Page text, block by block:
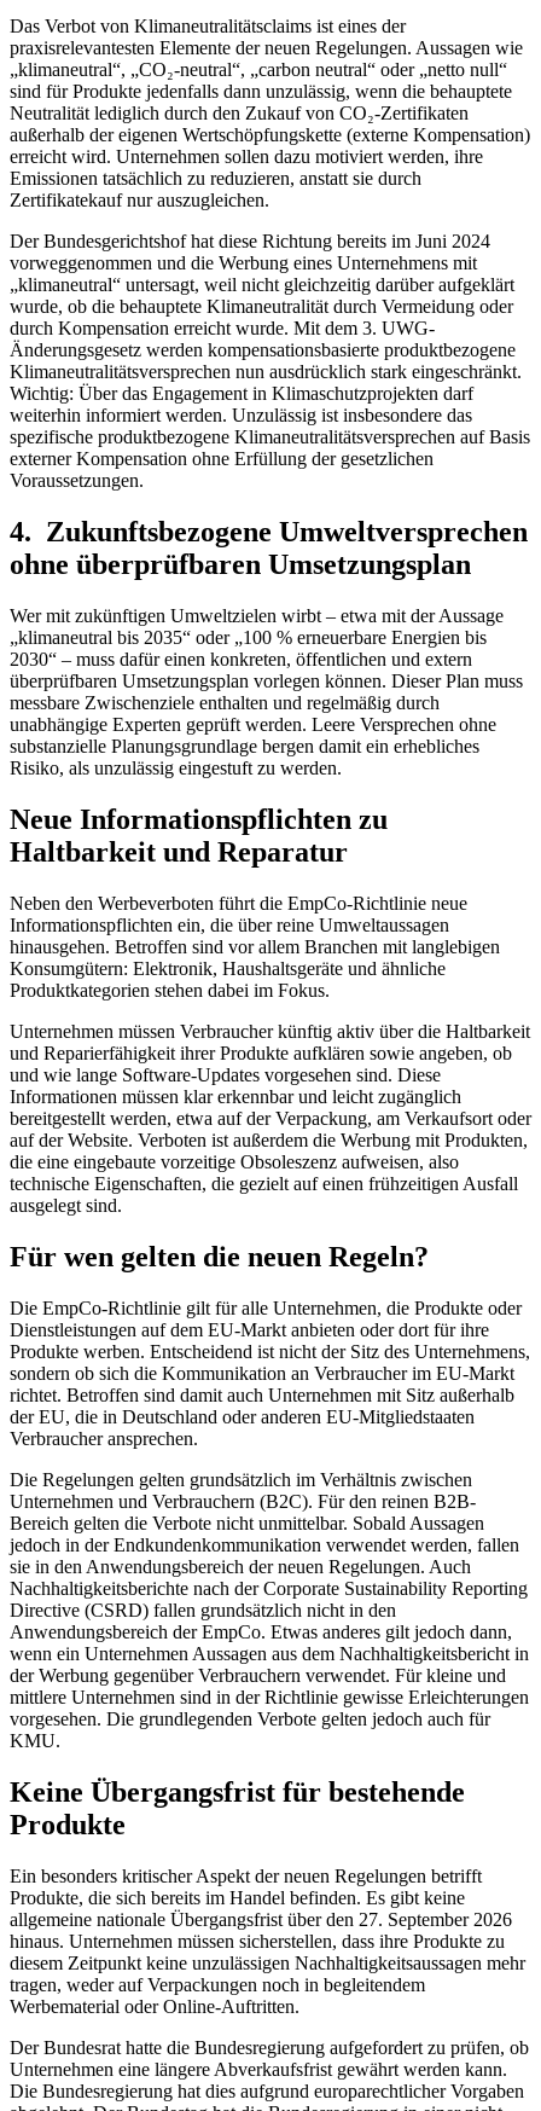
Das Verbot von Klimaneutralitätsclaims ist eines der
praxisrelevantesten Elemente der neuen Regelungen. Aussagen wie
„klimaneutral“, „CO₂-neutral“, „carbon neutral“ oder „netto null“
sind für Produkte jedenfalls dann unzulässig, wenn die behauptete
Neutralität lediglich durch den Zukauf von CO₂-Zertifikaten
außerhalb der eigenen Wertschöpfungskette (externe Kompensation)
erreicht wird. Unternehmen sollen dazu motiviert werden, ihre
Emissionen tatsächlich zu reduzieren, anstatt sie durch
Zertifikatekauf nur auszugleichen.
Der Bundesgerichtshof hat diese Richtung bereits im Juni 2024
vorweggenommen und die Werbung eines Unternehmens mit
„klimaneutral“ untersagt, weil nicht gleichzeitig darüber aufgeklärt
wurde, ob die behauptete Klimaneutralität durch Vermeidung oder
durch Kompensation erreicht wurde. Mit dem 3. UWG-
Änderungsgesetz werden kompensationsbasierte produktbezogene
Klimaneutralitätsversprechen nun ausdrücklich stark eingeschränkt.
Wichtig: Über das Engagement in Klimaschutzprojekten darf
weiterhin informiert werden. Unzulässig ist insbesondere das
spezifische produktbezogene Klimaneutralitätsversprechen auf Basis
externer Kompensation ohne Erfüllung der gesetzlichen
Voraussetzungen.
4. Zukunftsbezogene Umweltversprechen
ohne überprüfbaren Umsetzungsplan
Wer mit zukünftigen Umweltzielen wirbt – etwa mit der Aussage
„klimaneutral bis 2035“ oder „100 % erneuerbare Energien bis
2030“ – muss dafür einen konkreten, öffentlichen und extern
überprüfbaren Umsetzungsplan vorlegen können. Dieser Plan muss
messbare Zwischenziele enthalten und regelmäßig durch
unabhängige Experten geprüft werden. Leere Versprechen ohne
substanzielle Planungsgrundlage bergen damit ein erhebliches
Risiko, als unzulässig eingestuft zu werden.
Neue Informationspflichten zu
Haltbarkeit und Reparatur
Neben den Werbeverboten führt die EmpCo-Richtlinie neue
Informationspflichten ein, die über reine Umweltaussagen
hinausgehen. Betroffen sind vor allem Branchen mit langlebigen
Konsumgütern: Elektronik, Haushaltsgeräte und ähnliche
Produktkategorien stehen dabei im Fokus.
Unternehmen müssen Verbraucher künftig aktiv über die Haltbarkeit
und Reparierfähigkeit ihrer Produkte aufklären sowie angeben, ob
und wie lange Software-Updates vorgesehen sind. Diese
Informationen müssen klar erkennbar und leicht zugänglich
bereitgestellt werden, etwa auf der Verpackung, am Verkaufsort oder
auf der Website. Verboten ist außerdem die Werbung mit Produkten,
die eine eingebaute vorzeitige Obsoleszenz aufweisen, also
technische Eigenschaften, die gezielt auf einen frühzeitigen Ausfall
ausgelegt sind.
Für wen gelten die neuen Regeln?
Die EmpCo-Richtlinie gilt für alle Unternehmen, die Produkte oder
Dienstleistungen auf dem EU-Markt anbieten oder dort für ihre
Produkte werben. Entscheidend ist nicht der Sitz des Unternehmens,
sondern ob sich die Kommunikation an Verbraucher im EU-Markt
richtet. Betroffen sind damit auch Unternehmen mit Sitz außerhalb
der EU, die in Deutschland oder anderen EU-Mitgliedstaaten
Verbraucher ansprechen.
Die Regelungen gelten grundsätzlich im Verhältnis zwischen
Unternehmen und Verbrauchern (B2C). Für den reinen B2B-
Bereich gelten die Verbote nicht unmittelbar. Sobald Aussagen
jedoch in der Endkundenkommunikation verwendet werden, fallen
sie in den Anwendungsbereich der neuen Regelungen. Auch
Nachhaltigkeitsberichte nach der Corporate Sustainability Reporting
Directive (CSRD) fallen grundsätzlich nicht in den
Anwendungsbereich der EmpCo. Etwas anderes gilt jedoch dann,
wenn ein Unternehmen Aussagen aus dem Nachhaltigkeitsbericht in
der Werbung gegenüber Verbrauchern verwendet. Für kleine und
mittlere Unternehmen sind in der Richtlinie gewisse Erleichterungen
vorgesehen. Die grundlegenden Verbote gelten jedoch auch für
KMU.
Keine Übergangsfrist für bestehende
Produkte
Ein besonders kritischer Aspekt der neuen Regelungen betrifft
Produkte, die sich bereits im Handel befinden. Es gibt keine
allgemeine nationale Übergangsfrist über den 27. September 2026
hinaus. Unternehmen müssen sicherstellen, dass ihre Produkte zu
diesem Zeitpunkt keine unzulässigen Nachhaltigkeitsaussagen mehr
tragen, weder auf Verpackungen noch in begleitendem
Werbematerial oder Online-Auftritten.
Der Bundesrat hatte die Bundesregierung aufgefordert zu prüfen, ob
Unternehmen eine längere Abverkaufsfrist gewährt werden kann.
Die Bundesregierung hat dies aufgrund europarechtlicher Vorgaben